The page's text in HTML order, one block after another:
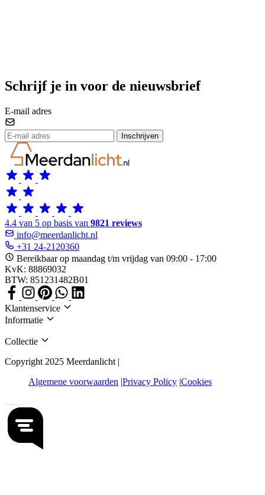
Schrijf je in voor de nieuwsbrief
E-mail adres
Inschrijven
4.4 van 5 op basis van 9821 reviews
info@meerdanlicht.nl
+31 24-2120360
Bereikbaar op maandag t/m vrijdag van 09:00 - 17:00
KvK: 88869032
BTW: 851231482B01
Klantenservice
Informatie
Collectie
Copyright 2025 Meerdanlicht |
Algemene voorwaarden Privacy Policy Cookies